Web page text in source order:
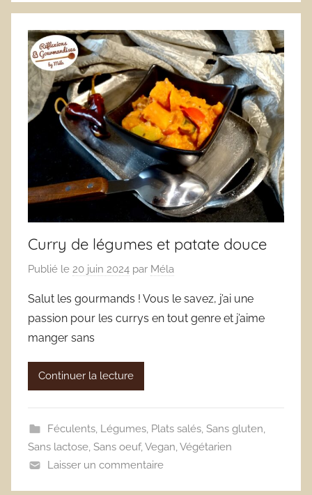
Curry de légumes et patate douce
Publié le 20 juin 2024 par Méla
Salut les gourmands ! Vous le savez, j’ai une
passion pour les currys en tout genre et j’aime
manger sans
Continuer la lecture
Féculents, Légumes, Plats salés, Sans gluten,
Sans lactose, Sans oeuf,Vegan,Végétarien
Laisser un commentaire